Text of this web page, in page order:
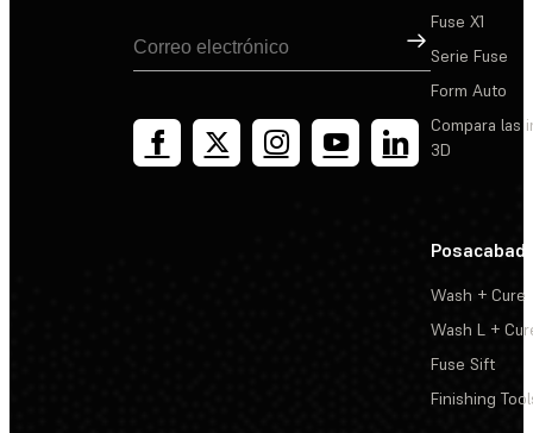
Suscribirse
Fuse X1
Serie Fuse
Form Auto
Compara las
3D
Wash + Cure
Wash L +
Fuse Sift
Finishing